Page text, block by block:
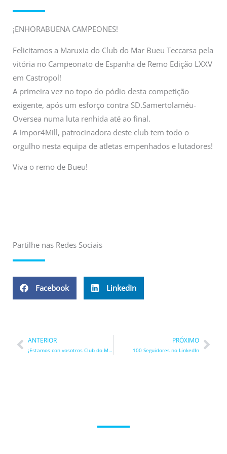
¡ENHORABUENA CAMPEONES!
Felicitamos a Maruxia do Club do Mar Bueu Teccarsa pela
vitória no Campeonato de Espanha de Remo Edição LXXV
em Castropol!
A primeira vez no topo do pódio desta competição
exigente, após um esforço contra SD.Samertolaméu-
Oversea numa luta renhida até ao final.
A Impor4Mill, patrocinadora deste club tem todo o
orgulho nesta equipa de atletas empenhados e lutadores!
Viva o remo de Bueu!
Partilhe nas Redes Sociais
Facebook LinkedIn
ANTERIOR
¡Estamos con vosotros Club do Mar Bueu!
PRÓXIMO
100 Seguidores no LinkedIn